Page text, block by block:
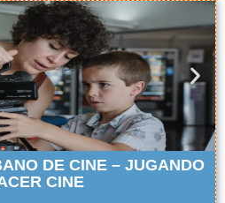
DE CINE – JUGANDO
CINE